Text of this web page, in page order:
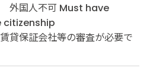
国人不可 Must have
citizenship
貸保証会社等の審査が必要で